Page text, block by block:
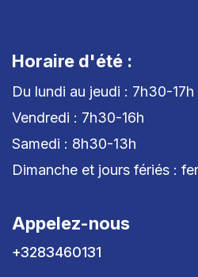
Horaire d'été :
Du lundi au jeudi : 7h30-17h
Vendredi : 7h30-
Samedi : 8h30-13h
Dimanche et jours fériés :
Appelez-nous
+3283460131